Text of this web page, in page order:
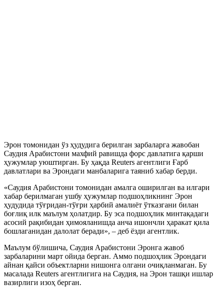
Эрон томонидан ўз ҳудудига берилган зарбаларга жавобан
Саудия Арабистони махфий равишда форс давлатига қарши
ҳужумлар уюштирган. Бу ҳақда Reuters агентлиги Ғарб
давлатлари ва Эрондаги манбаларига таяниб хабар берди.
«Саудия Арабистони томонидан амалга оширилган ва илгари
хабар берилмаган ушбу ҳужумлар подшоҳликнинг Эрон
ҳудудида тўғридан-тўғри ҳарбий амалиёт ўтказгани билан
боғлиқ илк маълум ҳолатдир. Бу эса подшоҳлик минтақадаги
асосий рақибидан ҳимояланишда анча ишончли ҳаракат қила
бошлаганидан далолат беради», – деб ёзди агентлик.
Маълум бўлишича, Саудия Арабистони Эронга жавоб
зарбаларини март ойида берган. Аммо подшоҳлик Эрондаги
айнан қайси объектларни нишонга олгани очиқланмаган. Бу
масалада Reuters агентлигига на Саудия, на Эрон ташқи ишлар
вазирлиги изоҳ берган.